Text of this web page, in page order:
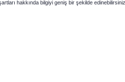
hakkında bilgiyi geniş bir şekilde